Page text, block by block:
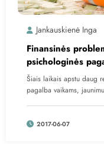
Jankauskienė Inga
Finansinės
psichologinės
Šiais laikais apstu daug
pagalba vaikams,
2017-06-07